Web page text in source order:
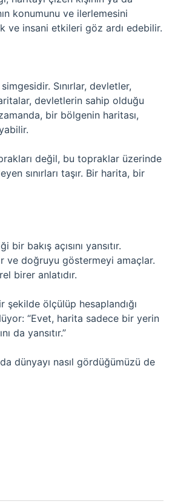
konumunu ve ilerlemesini
ve insani etkileri göz ardı edebilir.
Sınırlar, devletler,
devletlerin sahip olduğu
bir bölgenin haritası,
değil, bu topraklar üzerinde
sınırları taşır. Bir harita, bir
bakış açısını yansıtır.
ve doğruyu göstermeyi amaçlar.
birer anlatıdır.
ölçülüp hesaplandığı
“Evet, harita sadece bir yerin
da yansıtır.”
dünyayı nasıl gördüğümüzü de